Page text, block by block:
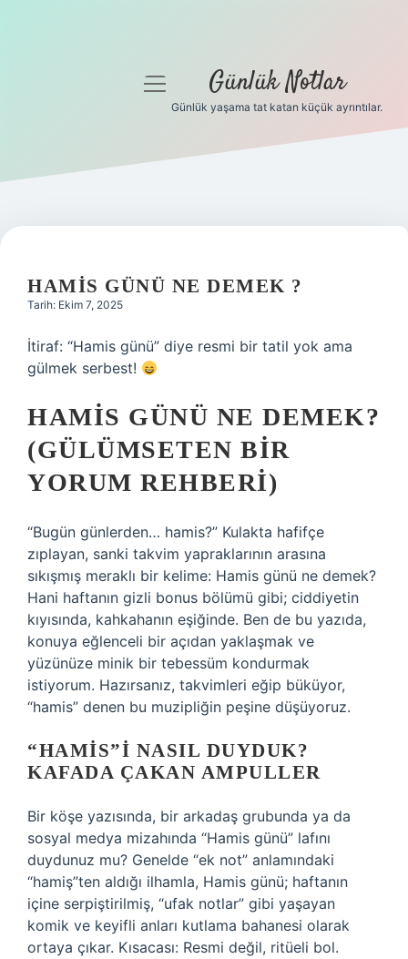
Gizlilik Politikası
Yasal Uyarı
menüyü
Günlük Notlar
Günlük yaşama tat katan küçük ayrıntılar.
HAMIS GÜNÜ NE DEMEK ?
Tarih: Ekim 7, 2025
İtiraf: “Hamis günü” diye resmi bir tatil yok ama
gülmek serbest!
HAMIS GÜNÜ NE DEMEK?
(GÜLÜMSETEN BIR
YORUM REHBERI)
“Bugün günlerden… hamis?” Kulakta hafifçe
zıplayan, sanki takvim yapraklarının arasına
sıkışmış meraklı bir kelime: Hamis günü ne demek?
Hani haftanın gizli bonus bölümü gibi; ciddiyetin
kıyısında, kahkahanın eşiğinde. Ben de bu yazıda,
konuya eğlenceli bir açıdan yaklaşmak ve
yüzünüze minik bir tebessüm kondurmak
istiyorum. Hazırsanız, takvimleri eğip büküyor,
“hamis” denen bu muzipliğin peşine düşüyoruz.
“HAMIS”I NASIL DUYDUK?
KAFADA ÇAKAN AMPULLER
Bir köşe yazısında, bir arkadaş grubunda ya da
sosyal medya mizahında “Hamis günü” lafını
duydunuz mu? Genelde “ek not” anlamındaki
“hamiş”ten aldığı ilhamla, Hamis günü; haftanın
içine serpiştirilmiş, “ufak notlar” gibi yaşayan
komik ve keyifli anları kutlama bahanesi olarak
ortaya çıkar. Kısacası: Resmi değil, ritüeli bol.